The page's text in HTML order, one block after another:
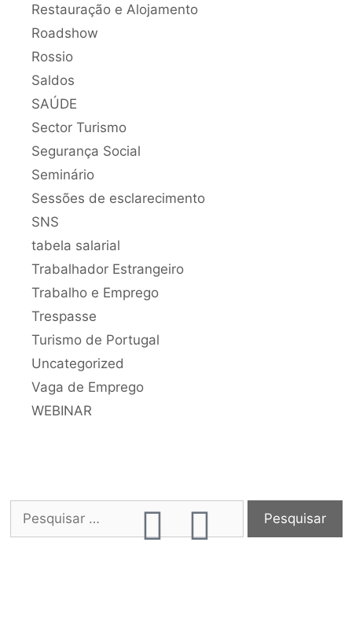
Restauração e Alojamento
Roadshow
Rossio
Saldos
SAÚDE
Sector Turismo
Segurança Social
Seminário
Sessões de esclarecimento
SNS
tabela salarial
Trabalhador Estrangeiro
Trabalho e Emprego
Trespasse
Turismo de Portugal
Uncategorized
Vaga de Emprego
WEBINAR